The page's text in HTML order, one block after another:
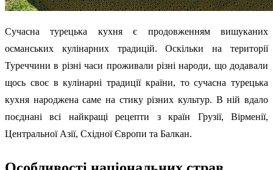
Сучасна турецька кухня є продовженням вишуканих
османських кулінарних традицій. Оскільки на території
Туреччини в різні часи проживали різні народи, що додавали
щось своє в кулінарні традиції країни, то сучасна турецька
кухня народжена саме на стику різних культур. В ній вдало
поєднані всі найкращі рецепти з країн Грузії, Вірменії,
Центральної Азії, Східної Європи та Балкан.